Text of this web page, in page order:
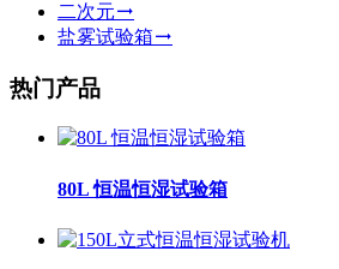
二次元
盐雾试验箱
热门产品
80L 恒温恒湿试验箱